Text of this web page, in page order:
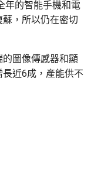
年的智能手機和電
，所以仍在密切
圖像傳感器和顯
近6成，產能供不
WhatsApp